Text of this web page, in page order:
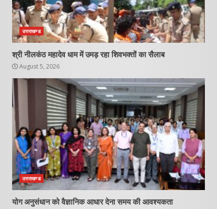
उत्तराखण्ड
श्री नीलकंठ महादेव धाम में उमड़ रहा शिवभक्तों का सैलाब
August 5, 2026
उत्तराखण्ड
योग अनुसंधान को वैज्ञानिक आधार देना समय की आवश्यकता